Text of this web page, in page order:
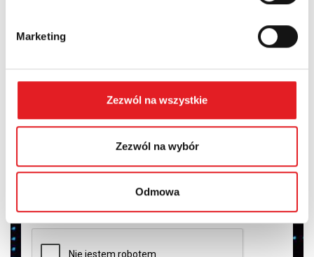
Marketing
Zezwól na wszystkie
Zezwól na wybór
Odmowa
Treść: *
Wyrażam zgodę na przetwarzanie moich danych
przetwarzania danych osobowych wPolityce prywatności.*